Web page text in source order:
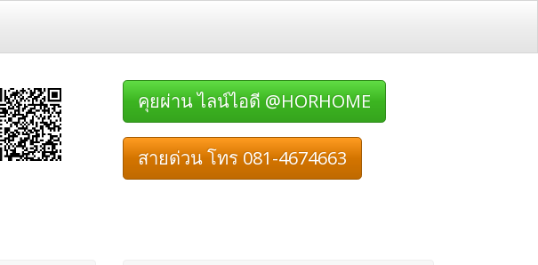
คุยผ่าน ไลน์ไอดี @HORHOME
สายด่วน โทร 081-4674663